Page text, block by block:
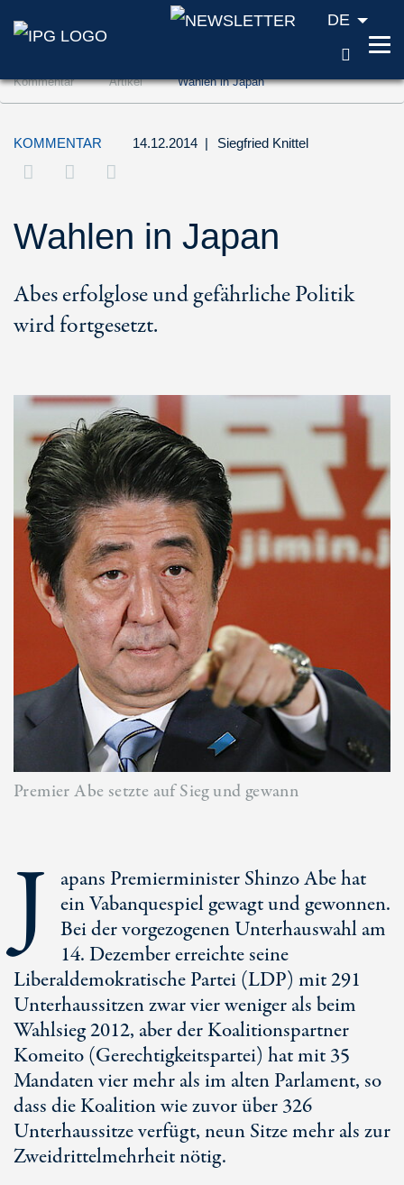
Zum Inhalt springen (Accesskey '1')
Zur Suche springen (Accesskey '2')
Zur Navigation springen (Accesskey '3')
DE
Kommentar Artikel Wahlen in Japan
KOMMENTAR 14.12.2014 | Siegfried Knittel
Wahlen in Japan
Abes erfolglose und gefährliche Politik
wird fortgesetzt.
Premier Abe setzte auf Sieg und gewann
J apans Premierminister Shinzo Abe hat
ein Vabanquespiel gewagt und gewonnen.
Bei der vorgezogenen Unterhauswahl am
14. Dezember erreichte seine
Liberaldemokratische Partei (LDP) mit 291
Unterhaussitzen zwar vier weniger als beim
Wahlsieg 2012, aber der Koalitionspartner
Komeito (Gerechtigkeitspartei) hat mit 35
Mandaten vier mehr als im alten Parlament, so
dass die Koalition wie zuvor über 326
Unterhaussitze verfügt, neun Sitze mehr als zur
Zweidrittelmehrheit nötig.